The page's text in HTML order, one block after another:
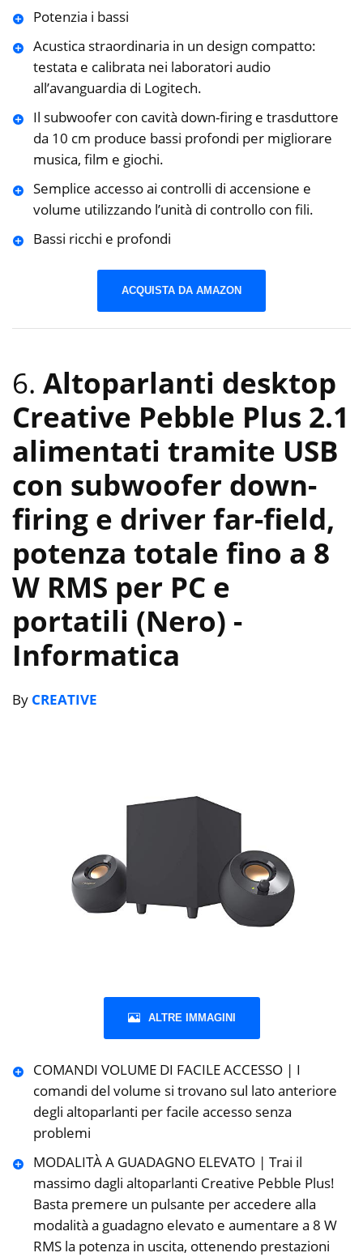
Potenzia i bassi
Acustica straordinaria in un design compatto:
testata e calibrata nei laboratori audio
all’avanguardia di Logitech.
Il subwoofer con cavità down-firing e trasduttore
da 10 cm produce bassi profondi per migliorare
musica, film e giochi.
Semplice accesso ai controlli di accensione e
volume utilizzando l’unità di controllo con fili.
Bassi ricchi e profondi
ACQUISTA DA AMAZON
6. Altoparlanti desktop
Creative Pebble Plus 2.1
alimentati tramite USB
con subwoofer down-
firing e driver far-field,
potenza totale fino a 8
W RMS per PC e
portatili (Nero) -
Informatica
By CREATIVE
ALTRE IMMAGINI
COMANDI VOLUME DI FACILE ACCESSO | I
comandi del volume si trovano sul lato anteriore
degli altoparlanti per facile accesso senza
problemi
MODALITÀ A GUADAGNO ELEVATO | Trai il
massimo dagli altoparlanti Creative Pebble Plus!
Basta premere un pulsante per accedere alla
modalità a guadagno elevato e aumentare a 8 W
RMS la potenza in uscita, ottenendo prestazioni